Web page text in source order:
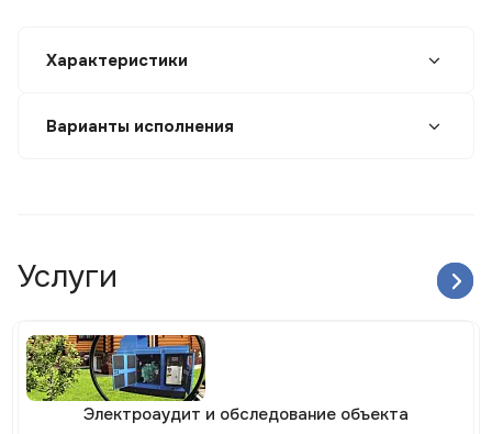
Характеристики
Варианты исполнения
Услуги
Электроаудит и обследование объекта